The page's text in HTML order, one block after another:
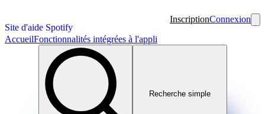
Site d'aide Spotify
InscriptionConnexion
AccueilFonctionnalités intégrées à l'appli
Recherche simple